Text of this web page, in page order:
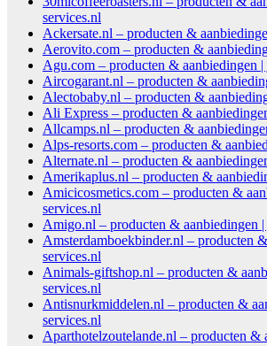
services.nl
Ackersate.nl – producten &
Aerovito.com – producten &
Agu.com – producten & aanbiedingen |
Aircogarant.nl – producten &
Alectobaby.nl – producten &
Ali Express – producten &
Allcamps.nl – producten &
Alps-resorts.com – producten &
Alternate.nl – producten &
Amerikaplus.nl – producten &
Amicicosmetics.com – producten &
services.nl
Amigo.nl – producten & aanbiedingen |
Amsterdamboekbinder.nl – producten
services.nl
Animals-giftshop.nl – producten &
services.nl
Antisnurkmiddelen.nl – producten &
services.nl
Aparthotelzoutelande.nl – producten &